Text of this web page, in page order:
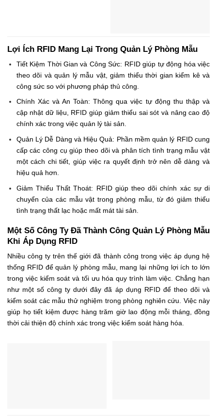
Lợi Ích RFID Mang Lại Trong Quản Lý Phòng Mẫu
Tiết Kiệm Thời Gian và Công Sức: RFID giúp tự động hóa việc
theo dõi và quản lý mẫu vật, giảm thiểu thời gian kiểm kê và
công sức so với phương pháp thủ công.
Chính Xác và An Toàn: Thông qua việc tự động thu thập và
cập nhật dữ liệu, RFID giúp giảm thiểu sai sót và nâng cao độ
chính xác trong việc quản lý tài sản.
Quản Lý Dễ Dàng và Hiệu Quả: Phần mềm quản lý RFID cung
cấp các công cụ giúp theo dõi và phân tích tình trạng mẫu vật
một cách chi tiết, giúp việc ra quyết định trở nên dễ dàng và
hiệu quả hơn.
Giảm Thiểu Thất Thoát: RFID giúp theo dõi chính xác sự di
chuyển của các mẫu vật trong phòng mẫu, từ đó giảm thiểu
tình trạng thất lạc hoặc mất mát tài sản.
Một Số Công Ty Đã Thành Công Quản Lý Phòng Mẫu
Khi Áp Dụng RFID
Nhiều công ty trên thế giới đã thành công trong việc áp dụng hệ
thống RFID để quản lý phòng mẫu, mang lại những lợi ích to lớn
trong việc kiểm soát và tối ưu hóa quy trình làm việc. Chẳng hạn
như một số công ty dưới đây đã áp dụng RFID để theo dõi và
kiểm soát các mẫu thử nghiệm trong phòng nghiên cứu. Việc này
giúp họ tiết kiệm được hàng trăm giờ lao động mỗi tháng, đồng
thời cải thiện độ chính xác trong việc kiểm soát hàng hóa.